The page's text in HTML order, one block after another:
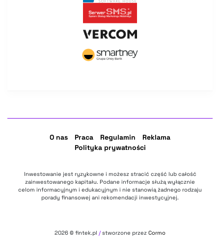
O nas Praca Regulamin
Reklama
Polityka prywatności
Inwestowanie jest ryzykowne i możesz stracić część lub całość
zainwestowanego kapitału. Podane informacje służą wyłącznie
celom informacyjnym i edukacyjnym i nie stanowią żadnego rodzaju
porady finansowej ani rekomendacji inwestycyjnej.
2026 © fintek.pl / stworzone przez Cormo